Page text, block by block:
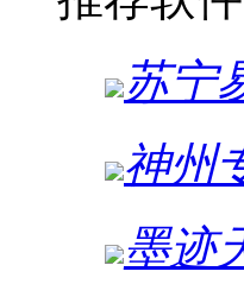
苏宁
神州
墨迹